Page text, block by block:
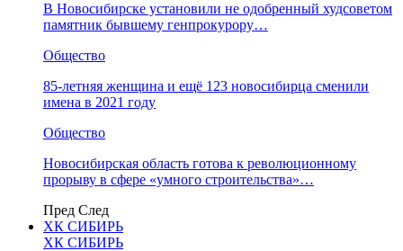
В Новосибирске установили не одобренный худсоветом
памятник бывшему генпрокурору…
Общество
85-летняя женщина и ещё 123 новосибирца сменили
имена в 2021 году
Общество
Новосибирская область готова к революционному
прорыву в сфере «умного строительства»…
Пред След
ХК СИБИРЬ
ХК СИБИРЬ